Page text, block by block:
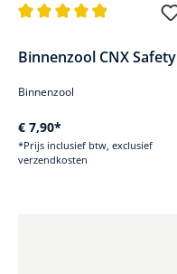
Binnenzool CNX Safety
Binnenzool
€ 7,90*
*Prijs inclusief btw, exclusief
verzendkosten